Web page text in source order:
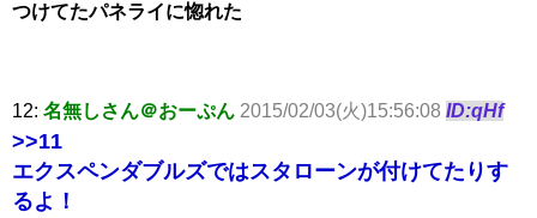
つけてたパネライに惚れた
12: 名無しさん＠おーぷん 2015/02/03(火)15:56:08 ID:qHf
>>11
エクスペンダブルズではスタローンが付けてたりす
るよ！